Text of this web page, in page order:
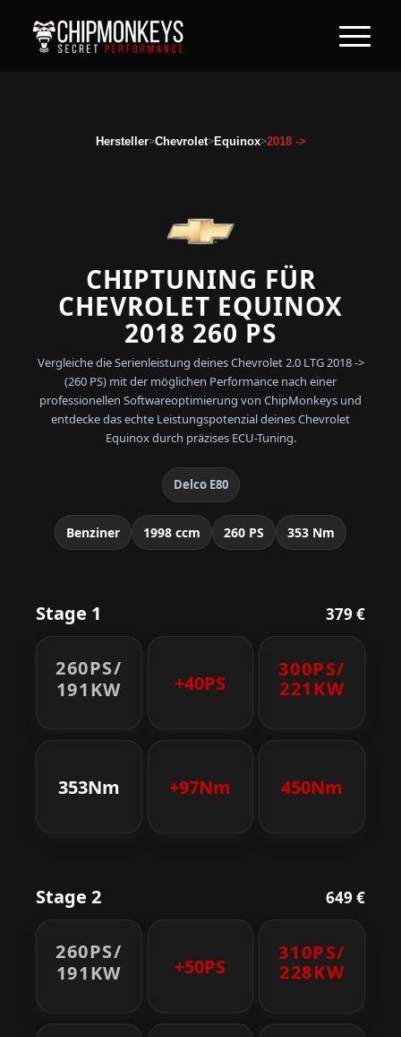
Hersteller>Chevrolet>Equinox>2018 ->
CHIPTUNING FÜR
CHEVROLET EQUINOX
2018 260 PS
Vergleiche die Serienleistung deines Chevrolet 2.0 LTG 2018 ->
(260 PS) mit der möglichen Performance nach einer
professionellen Softwareoptimierung von ChipMonkeys und
entdecke das echte Leistungspotenzial deines Chevrolet
Equinox durch präzises ECU-Tuning.
Delco E80
Benziner 1998 ccm 260 PS 353 Nm
Stage 1 379 €
260PS/
191KW
+40PS
300PS/
221KW
353Nm +97Nm 450Nm
Stage 2 649 €
260PS/
191KW
+50PS
310PS/
228KW